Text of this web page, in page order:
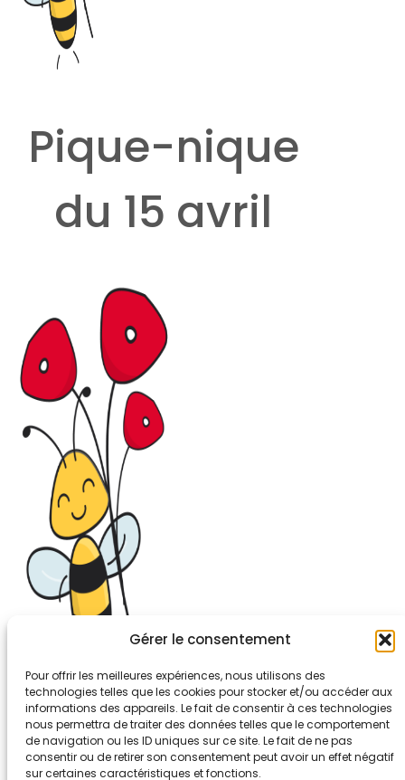
Gérer le consentement
Pour offrir les meilleures expériences, nous utilisons des
technologies telles que les cookies pour stocker et/ou accéder aux
informations des appareils. Le fait de consentir à ces technologies
nous permettra de traiter des données telles que le comportement
de navigation ou les ID uniques sur ce site. Le fait de ne pas
consentir ou de retirer son consentement peut avoir un effet négatif
sur certaines caractéristiques et fonctions.
Pique-nique
du 15 avril
26-30, rue de Bellevue
92700 COLOMBES
Tél. 01.56.83.88.30